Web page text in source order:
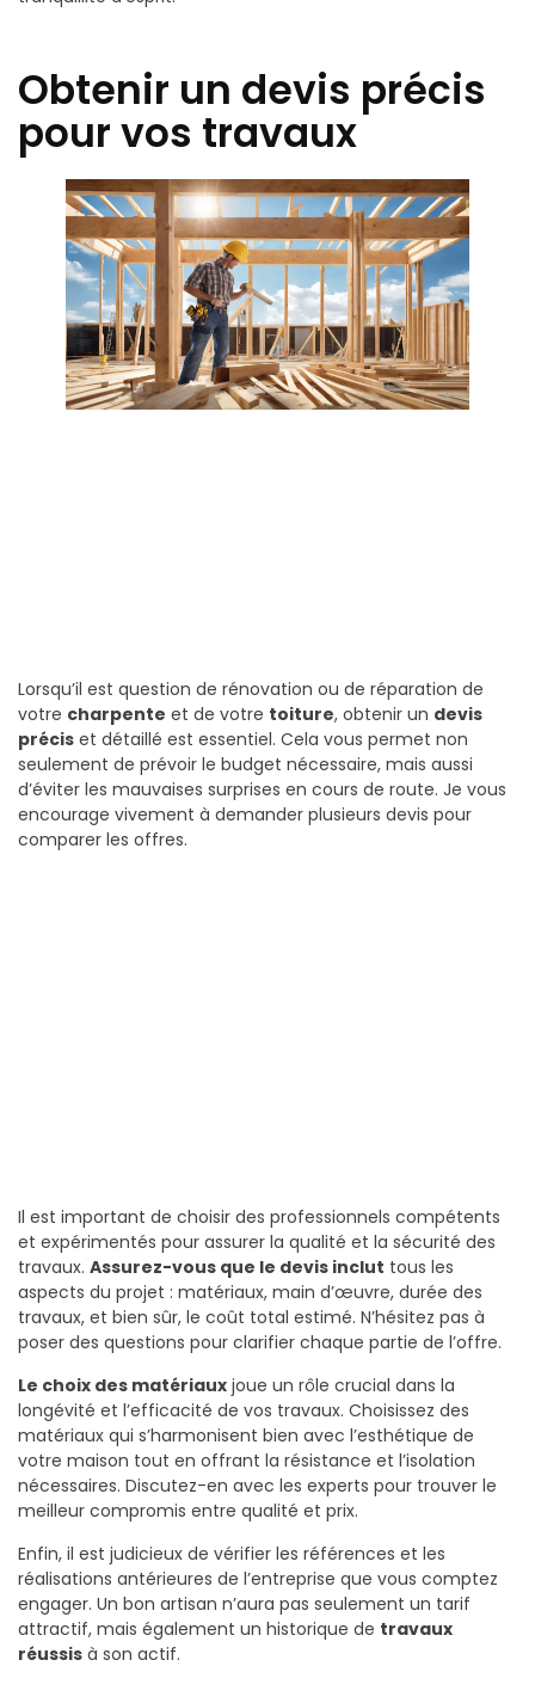
Obtenir un devis précis
pour vos travaux
Lorsqu’il est question de rénovation ou de réparation de
votre charpente et de votre toiture, obtenir un devis
précis et détaillé est essentiel. Cela vous permet non
seulement de prévoir le budget nécessaire, mais aussi
d’éviter les mauvaises surprises en cours de route. Je vous
encourage vivement à demander plusieurs devis pour
comparer les offres.
Il est important de choisir des professionnels compétents
et expérimentés pour assurer la qualité et la sécurité des
travaux. Assurez-vous que le devis inclut tous les
aspects du projet : matériaux, main d’œuvre, durée des
travaux, et bien sûr, le coût total estimé. N’hésitez pas à
poser des questions pour clarifier chaque partie de l’offre.
Le choix des matériaux joue un rôle crucial dans la
longévité et l’efficacité de vos travaux. Choisissez des
matériaux qui s’harmonisent bien avec l’esthétique de
votre maison tout en offrant la résistance et l’isolation
nécessaires. Discutez-en avec les experts pour trouver le
meilleur compromis entre qualité et prix.
Enfin, il est judicieux de vérifier les références et les
réalisations antérieures de l’entreprise que vous comptez
engager. Un bon artisan n’aura pas seulement un tarif
attractif, mais également un historique de travaux
réussis à son actif.